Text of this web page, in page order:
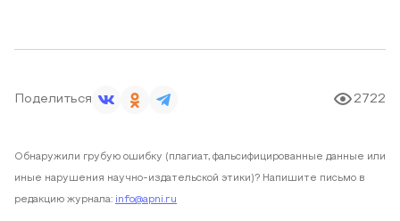
Поделиться 2722
Обнаружили грубую ошибку (плагиат, фальсифицированные данные или
иные нарушения научно-издательской этики)? Напишите письмо в
редакцию журнала: info@apni.ru